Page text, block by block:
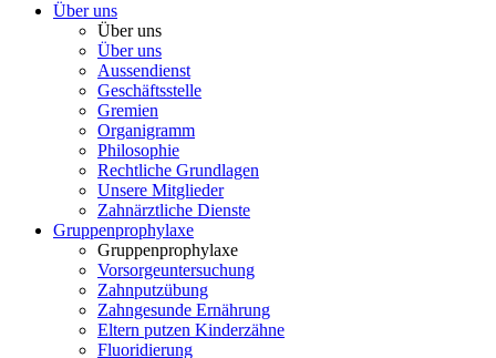
Über uns
Über uns
Über uns
Aussendienst
Geschäftsstelle
Gremien
Organigramm
Philosophie
Rechtliche Grundlagen
Unsere Mitglieder
Zahnärztliche Dienste
Gruppenprophylaxe
Gruppenprophylaxe
Vorsorgeuntersuchung
Zahnputzübung
Zahngesunde Ernährung
Eltern putzen Kinderzähne
Fluoridierung